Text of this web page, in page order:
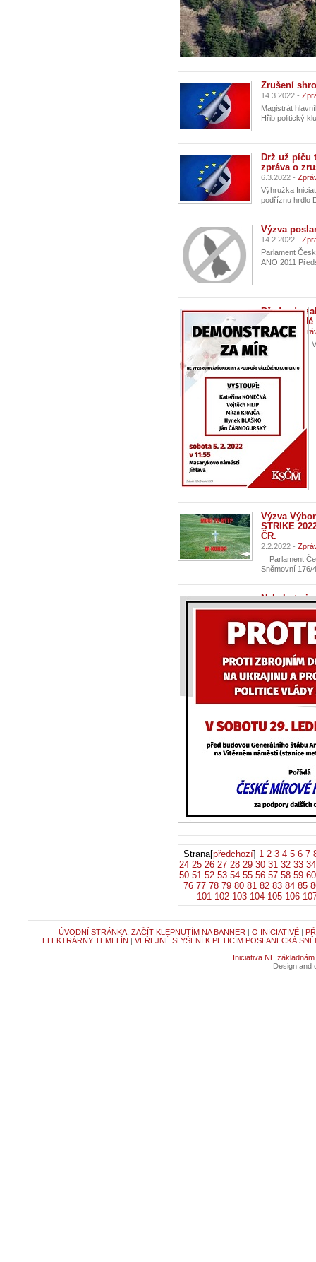
Zrušení
14.3.2022 -
Magistrát
Hřib politický
Drž už píču
zpráva o
6.3.2022 -
Výhružka
podříznu hrdlo
Výzva
14.2.2022 -
Parlament
ANO 2011
Předseda
návrh Vládě
4.2.2022 -
Vážení
Výzva
STRIKE
ČR.
2.2.2022 -
Parlament
Sněmovní 176/
Nebylo to
byl další
60 mil. Kč
29.1.2022 -
Paní
názor na
Strana[předchozí] 1 2 3 4 5 6 7
24 25 26 27 28 29 30 31 32 33 34
50 51 52 53 54 55 56 57 58 59 60
76 77 78 79 80 81 82 83 84 85
101 102 103 104 105 106
ÚVODNÍ STRÁNKA, ZAČÍT KLEPNUTÍM NA BANNER | O INICIATIVĚ|
ELEKTRÁRNY TEMELÍN | VEŘEJNÉ SLYŠENÍ K PETICÍM POSLANECKÁ
Iniciativa NE základnám
Design and